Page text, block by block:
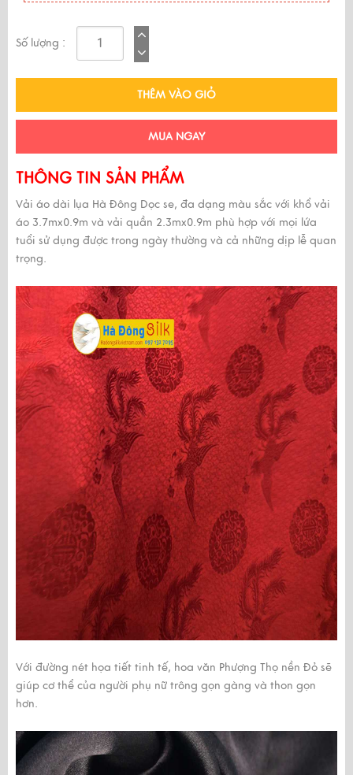
Số lượng :
THÊM VÀO GIỎ
MUA NGAY
THÔNG TIN SẢN PHẨM
Vải áo dài lụa Hà Đông Dọc se, đa dạng màu sắc với khổ vải
áo 3.7mx0.9m và vải quần 2.3mx0.9m phù hợp với mọi lứa
tuổi sử dụng được trong ngày thường và cả những dịp lễ quan
trọng.
Với đường nét họa tiết tinh tế, hoa văn Phượng Thọ nền Đỏ sẽ
giúp cơ thể của người phụ nữ trông gọn gàng và thon gọn
hơn.